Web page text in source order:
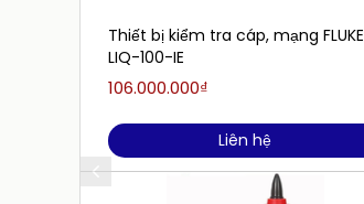
Thiết bị kiểm tra cáp, mạng FLUKE
LIQ-100-IE
106.000.000₫
Liên hệ